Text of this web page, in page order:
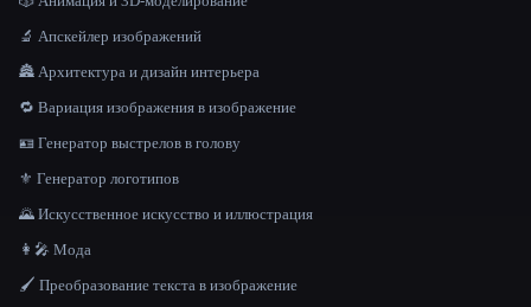
🔬 Апскейлер изображений
🏯 Архитектура и дизайн интерьера
🔁 Вариация изображения в изображение
🪪 Генератор выстрелов в голову
⚜️ Генератор логотипов
🌄 Искусственное искусство и иллюстрация
👩‍🎤 Мода
🖌️ Преобразование текста в изображение